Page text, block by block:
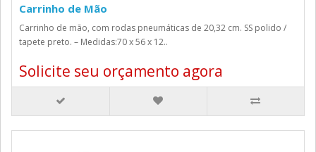
Carrinho de Mão
Carrinho de mão, com rodas pneumáticas de 20,32 cm. SS polido /
tapete preto. – Medidas:70 x 56 x 12..
Solicite seu orçamento agora